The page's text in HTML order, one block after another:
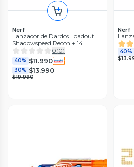
Nerf
Lanzador de Dardos Loadout
Shadowspeed Recon + 14
Dardos
0(0)
40% $11.990
30% $13.990
$19.990
Nerf
40%